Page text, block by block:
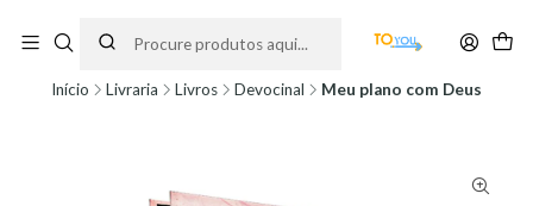
partir do dia 11 de Agosto, às 10H.
Início Livraria Livros Devocinal Meu plano com Deus